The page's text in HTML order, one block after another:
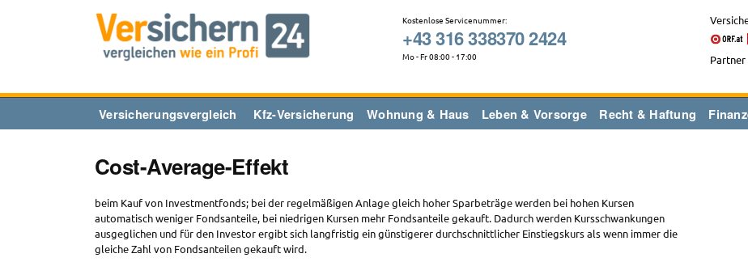
Kostenlose Servicenummer:
+43 316 338370 2424
Mo - Fr 08:00 - 17:00 Partner
Versicherungsvergleich Kfz-Versicherung Wohnung & Haus Leben & Vorsorge Recht & Haftung
Cost-Average-Effekt
beim Kauf von Investmentfonds; bei der regelmäßigen Anlage gleich hoher Sparbeträge werden bei hohen Kursen
automatisch weniger Fondsanteile, bei niedrigen Kursen mehr Fondsanteile gekauft. Dadurch werden Kursschwankungen
ausgeglichen und für den Investor ergibt sich langfristig ein günstigerer durchschnittlicher Einstiegskurs als wenn immer die
gleiche Zahl von Fondsanteilen gekauft wird.